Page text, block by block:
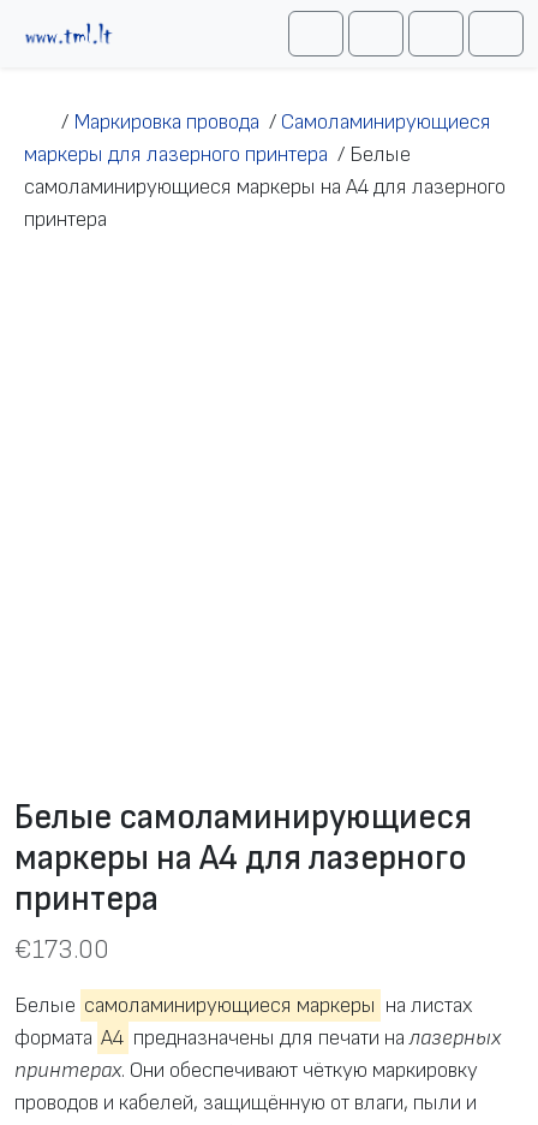
SearchAccountCart
/ Маркировка провода / Самоламинирующиеся
маркеры для лазерного принтера / Белые
самоламинирующиеся маркеры на А4 для лазерного
принтера
Белые самоламинирующиеся
маркеры на А4 для лазерного
принтера
€173.00
Белые самоламинирующиеся маркеры на листах
формата A4 предназначены для печати налазерных
принтерах. Они обеспечивают чёткую маркировку
проводов и кабелей, защищённую от влаги, пыли и